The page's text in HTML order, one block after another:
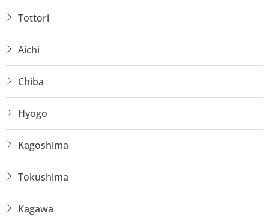
Tottori
Aichi
Chiba
Hyogo
Kagoshima
Tokushima
Kagawa